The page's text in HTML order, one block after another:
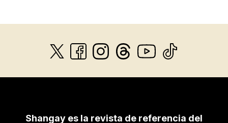
Shangay es la revista de referencia del